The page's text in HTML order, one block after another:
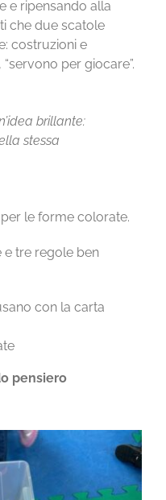
e ripensando alla
che due scatole
costruzioni e
, “servono per giocare”.
brillante:
stessa
le forme colorate.
e tre regole ben
con la carta
pensiero